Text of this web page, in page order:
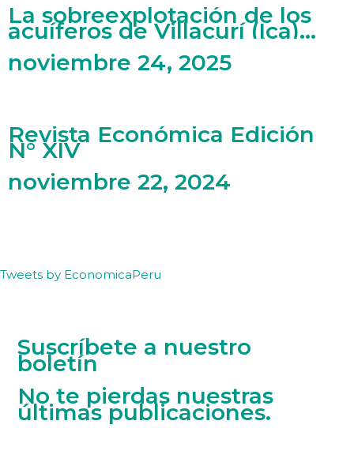
La sobreexplotación de los
acuíferos de Villacurí (Ica)
bajo una perspectiva de
economía ecológica
noviembre 24, 2025
Revista Económica Edición
N° XIV
noviembre 22, 2024
Tweets by EconomicaPeru
Suscríbete a nuestro
boletín
No te pierdas nuestras
últimas publicaciones.